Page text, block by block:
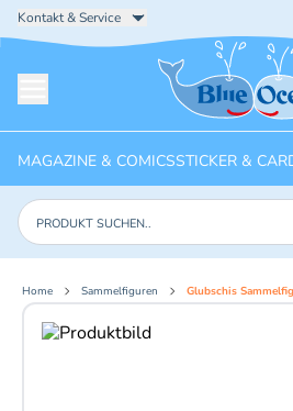
Kontakt & Service
Startseite
MAGAZINE & COMICSSTICKER &
Produkte suchen
Home Sammelfiguren Glubschis
Aktuelles Bild: 1 von 4